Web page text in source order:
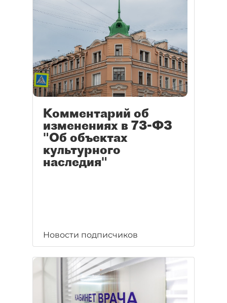
Комментарий об
изменениях в 73-ФЗ
"Об объектах
культурного
наследия"
Новости подписчиков